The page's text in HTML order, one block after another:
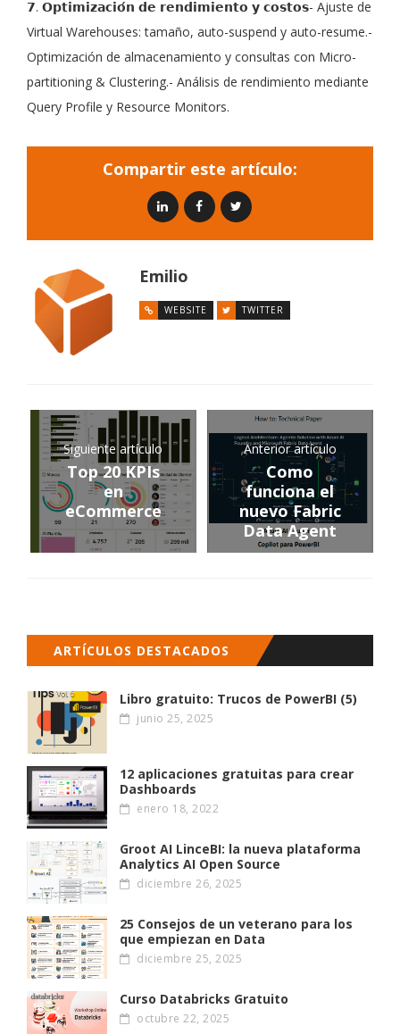
𝟳. 𝗢𝗽𝘁𝗶𝗺𝗶𝘇𝗮𝗰𝗶𝗼́𝗻 𝗱𝗲 𝗿𝗲𝗻𝗱𝗶𝗺𝗶𝗲𝗻𝘁𝗼 𝘆 𝗰𝗼𝘀𝘁𝗼𝘀- Ajuste de
Virtual Warehouses: tamaño, auto-suspend y auto-resume.-
Optimización de almacenamiento y consultas con Micro-
partitioning & Clustering.- Análisis de rendimiento mediante
Query Profile y Resource Monitors.
Compartir este artículo:
Emilio
WEBSITE TWITTER
Siguiente artículo
Top 20 KPIs
en
eCommerce
Anterior artículo
Como
funciona el
nuevo Fabric
Data Agent
ARTÍCULOS DESTACADOS
Libro gratuito: Trucos de PowerBI (5)
junio 25, 2025
12 aplicaciones gratuitas para crear
Dashboards
enero 18, 2022
Groot AI LinceBI: la nueva plataforma
Analytics AI Open Source
diciembre 26, 2025
25 Consejos de un veterano para los
que empiezan en Data
diciembre 25, 2025
Curso Databricks Gratuito
octubre 22, 2025